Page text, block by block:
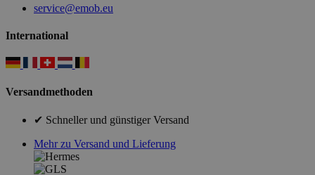
service@emob.eu
International
Versandmethoden
✔ Schneller und günstiger Versand
Mehr zu Versand und Lieferung